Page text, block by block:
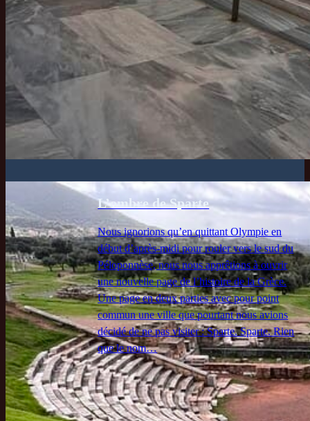
L’ombre de Sparte
Nous ignorions qu’en quittant Olympie en
début d’après-midi pour rouler vers le sud du
Péloponnèse, nous nous apprêtions à ouvrir
une nouvelle page de l’histoire de la Grèce.
Une page en deux parties avec pour point
commun une ville que pourtant nous avions
décidé de ne pas visiter : Sparte. Sparte. Rien
que le nom…